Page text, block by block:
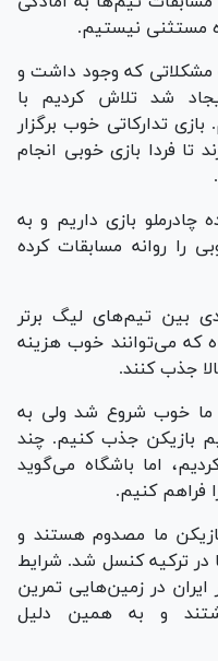
مستثنی نیستیم.
مشکلاتی که وجود داشت و
شد تلاش کردیم با
تدارکاتی خوب برگزار
تا فردا بازی خوبی انجام
چادرملو بازی داریم و به
را روانه مسابقات کرده
بین تیم‌های لیگ برتر
که می‌توانند خوب هزینه
جذب کنند.
ما خوب شروع شد ولی به
بازیکن جذب کنیم. چند
اما باشگاه می‌گوید
فراهم کنیم.
ما مصدوم هستند و
در ترکیه کنسل شد. شرایط
در زمین‌هایی تمرین
و به همین دلیل